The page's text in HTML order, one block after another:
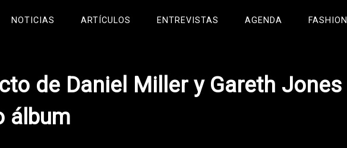
NOTICIAS ARTÍCULOS ENTREVISTAS AGENDA FASHION
de Daniel Miller y Gareth Jones
álbum